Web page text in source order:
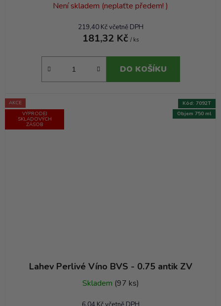
Není skladem (neplaťte předem! )
219,40 Kč včetně DPH
181,32 Kč / ks
DO KOŠÍKU
AKCE
VÝPRODEJ
SKLADOVÝCH
ZÁSOB
Lahev Perlivé Víno BVS - 0.75 antik ZV
Skladem (97 ks)
Objem 750 ml
Kód: 7092T